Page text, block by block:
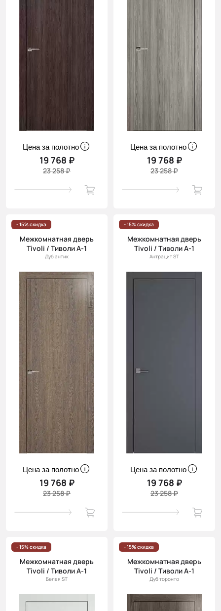
Цена за полотно
19 768 ₽
23 258 ₽
Цена за полотно
19 768 ₽
23 258 ₽
- 15% скидка
Межкомнатная дверь
Tivoli / Тиволи А-1
Дуб антик
Цена за полотно
19 768 ₽
23 258 ₽
- 15% скидка
Межкомнатная дверь
Tivoli / Тиволи А-1
Антрацит ST
Цена за полотно
19 768 ₽
23 258 ₽
- 15% скидка
Межкомнатная дверь
Tivoli / Тиволи А-1
Белая ST
- 15% скидка
Межкомнатная дверь
Tivoli / Тиволи А-1
Дуб торонто